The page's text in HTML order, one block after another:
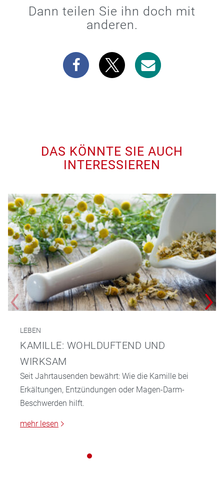
Dann teilen Sie ihn doch mit
anderen.
DAS KÖNNTE SIE AUCH
INTERESSIEREN
LEBEN
KAMILLE: WOHLDUFTEND UND
WIRKSAM
Seit Jahrtausenden bewährt: Wie die Kamille bei
Erkältungen, Entzündungen oder Magen-Darm-
Beschwerden hilft.
mehr lesen